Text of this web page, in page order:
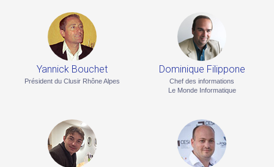
Yannick Bouchet
Président du Clusir Rhône Alpes
Dominique Filippone
Chef des informations
Le Monde Informatique